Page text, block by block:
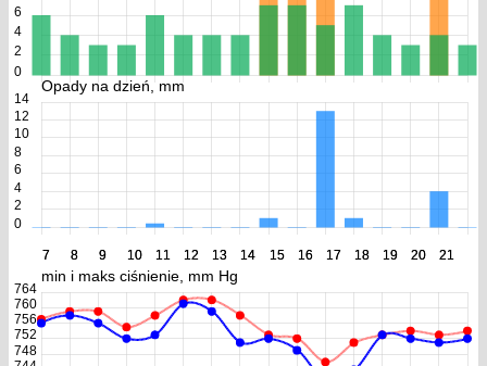
7 8 9 10 11 12 13 14 15 16 17 18 19 20 21
0
2
4
6
Opady na dzień, mm
7 8 9 10 11 12 13 14 15 16 17 18 19 20 21
0
2
4
6
8
10
12
14
min i maks ciśnienie, mm Hg
748
752
756
760
764